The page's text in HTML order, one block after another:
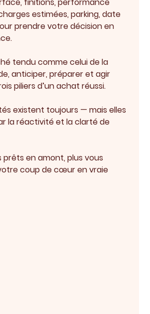
estimées, parking, date
prendre votre décision en
tendu comme celui de la
anticiper, préparer et agir
piliers d’un achat réussi.
existent toujours — mais elles
la réactivité et la clarté de
prêts en amont, plus vous
coup de cœur en vraie